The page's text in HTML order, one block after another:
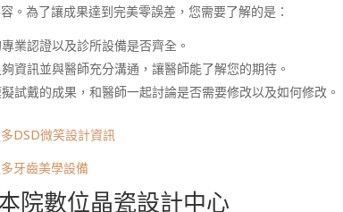
。為了讓成果達到完美零誤差，您需要了解的是：
業認證以及診所設備是否齊全。
資訊並與醫師充分溝通，讓醫師能了解您的期待。
試戴的成果，和醫師一起討論是否需要修改以及如何修改。
DSD微笑設計資訊
牙齒美學設備
院數位晶瓷設計中心